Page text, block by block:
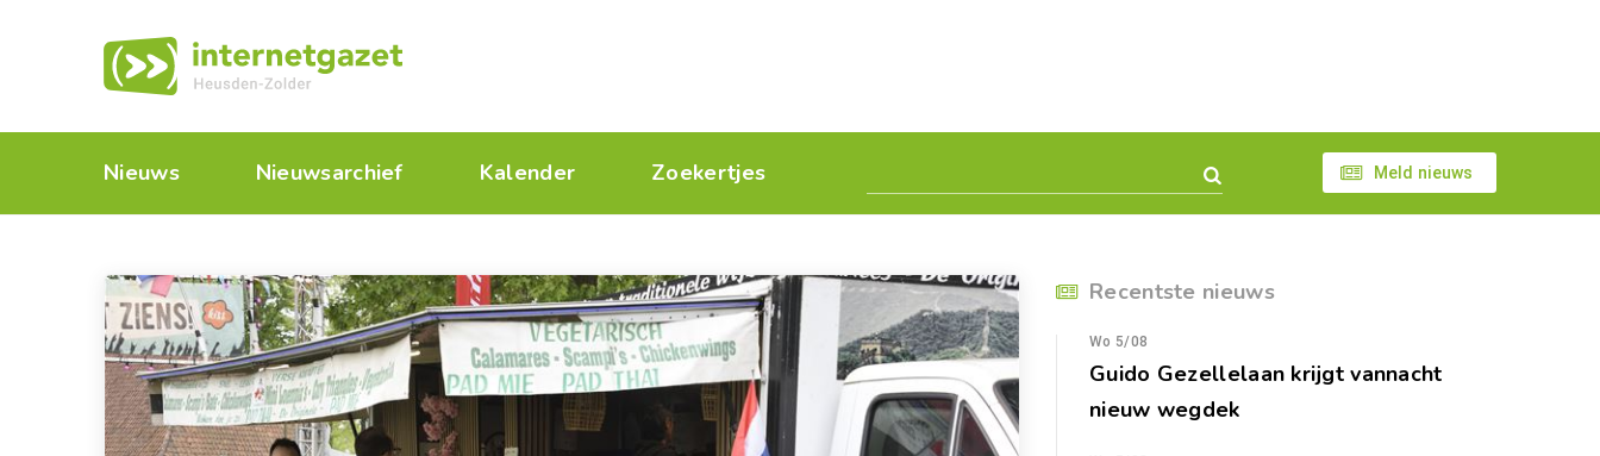
Nieuws Nieuwsarchief Kalender Zoekertjes Meld nieuws
Recentste nieuws
Wo 5/08
Guido Gezellelaan krijgt vannacht
nieuw wegdek